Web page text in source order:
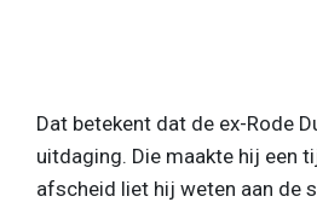
Dat betekent dat de ex-Rode
uitdaging. Die maakte hij een
afscheid liet hij weten aan de